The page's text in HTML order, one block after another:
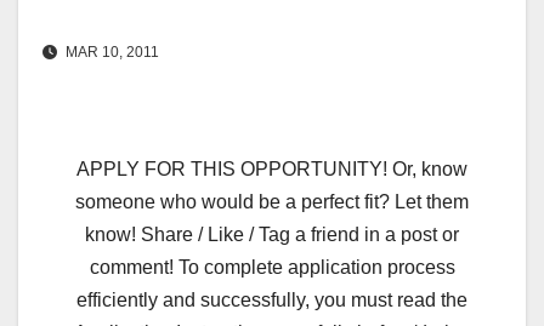
MAR 10, 2011
APPLY FOR THIS OPPORTUNITY! Or, know
someone who would be a perfect fit? Let them
know! Share / Like / Tag a friend in a post or
comment! To complete application process
efficiently and successfully, you must read the